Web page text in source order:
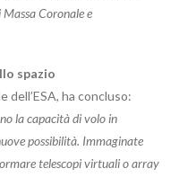
Massa Coronale e
spazio
ha concluso:
la capacità di volo in
possibilità. Immaginate
telescopi virtuali o array